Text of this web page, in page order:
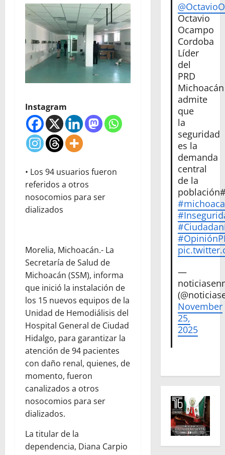
Instagram
• Los 94 usuarios fueron
referidos a otros
nosocomios para ser
dializados
Morelia, Michoacán.- La
Secretaría de Salud de
Michoacán (SSM), informa
que inició la instalación de
los 15 nuevos equipos de la
Unidad de Hemodiálisis del
Hospital General de Ciudad
Hidalgo, para garantizar la
atención de 94 pacientes
con daño renal, quienes, de
momento, fueron
canalizados a otros
nosocomios para ser
dializados.
La titular de la
dependencia, Diana Carpio
Octavio
Ocampo
Cordoba
Líder
del
PRD
Michoacán
admite
que
la
seguridad
es la
demanda
central
de la
—
November
25,
2025